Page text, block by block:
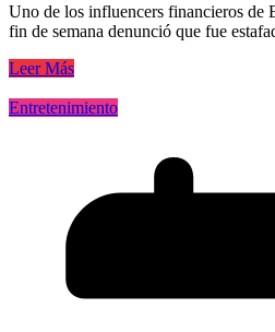
Uno de los influencers financieros de
fin de semana denunció que fue
Leer Más
Entretenimiento